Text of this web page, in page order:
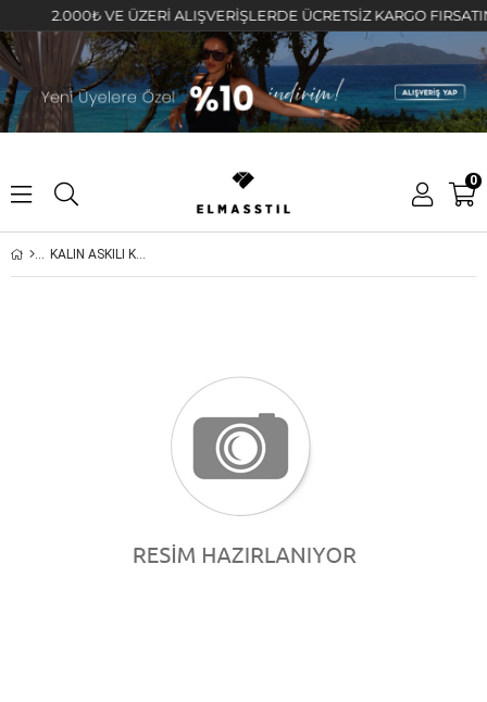
2.000₺ VE ÜZERİ ALIŞVERİŞLERDE ÜCRETSİZ KARGO FIRSATINI
0
KALIN ASKILI KARE YAKA ATLET